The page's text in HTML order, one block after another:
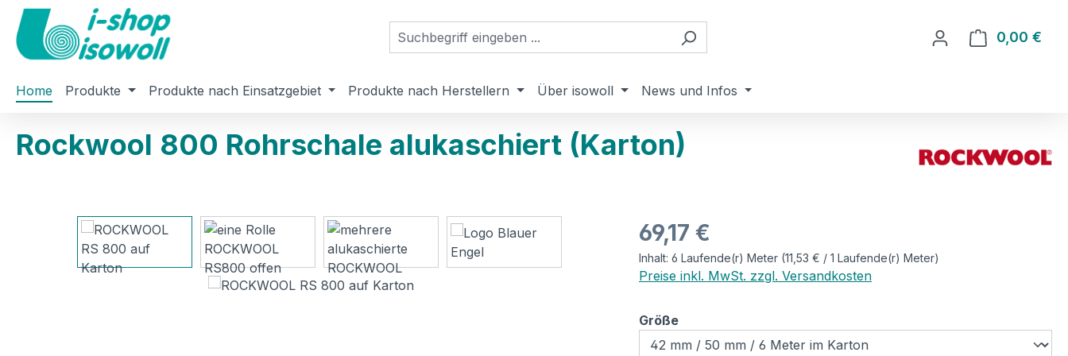
Hauptinhalt springen
Zur Suche springen
Zur Hauptnavigation springen
0,00 €
Home Produkte Produkte nach Einsatzgebiet Produkte nach Herstellern Über isowoll News und Infos
Rockwool 800 Rohrschale alukaschiert (Karton)
Bildergalerie überspringen Regulärer Preis:
69,17 €
Inhalt: 6 Laufende(r) Meter (11,53 € / 1 Laufende(r) Meter)
Preise inkl. MwSt. zzgl. Versandkosten
Größeauswählen